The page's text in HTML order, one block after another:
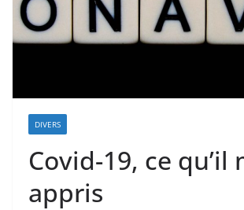
DIVERS
Covid-19, ce qu’il
appris